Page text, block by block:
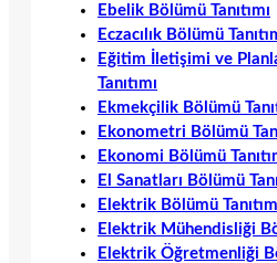
Ebelik Bölümü Tanıtımı
Eczacılık Bölümü
Eğitim İletişimi ve
Tanıtımı
Ekmekçilik Bölümü
Ekonometri Bölümü
Ekonomi Bölümü
El Sanatları Bölümü
Elektrik Bölümü
Elektrik Mühendisliği
Elektrik Öğretmenliği